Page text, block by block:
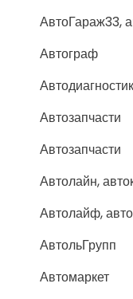
АвтоГараж33,
Автограф
Автозапчасти
Автозапчасти
Автолайн,
Автолайф,
АвтольГрупп
Автомаркет